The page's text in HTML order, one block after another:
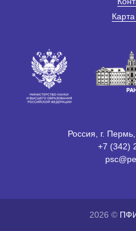
Россия, г.
+7 (342)
2026 ©